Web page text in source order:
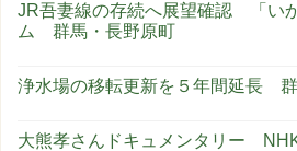
JR吾妻線の存続へ展望確認 「い
ム 群馬・長野原町
浄水場の移転更新を５年間延長
大熊孝さんドキュメンタリー